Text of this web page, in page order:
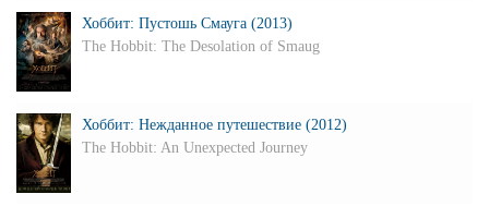
Хоббит: Пустошь Смауга (2013)
The Hobbit: The Desolation of Smaug
Хоббит: Нежданное путешествие (2012)
The Hobbit: An Unexpected Journey